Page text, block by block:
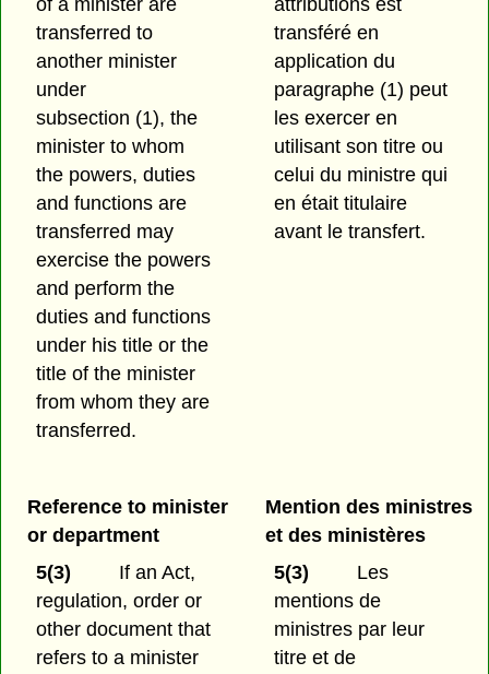
transferred to
another minister
under
subsection (1), the
minister to whom
the powers, duties
and functions are
transferred may
exercise the powers
and perform the
duties and functions
under his title or the
title of the minister
from whom they are
transferred.
transféré en
application du
paragraphe (1) peut
les exercer en
utilisant son titre ou
celui du ministre qui
en était titulaire
avant le transfert.
Reference to minister
or department
5(3)
If an Act,
regulation, order or
other document that
refers to a minister
Mention des ministres
et des ministères
5(3)
Les
mentions de
ministres par leur
titre et de